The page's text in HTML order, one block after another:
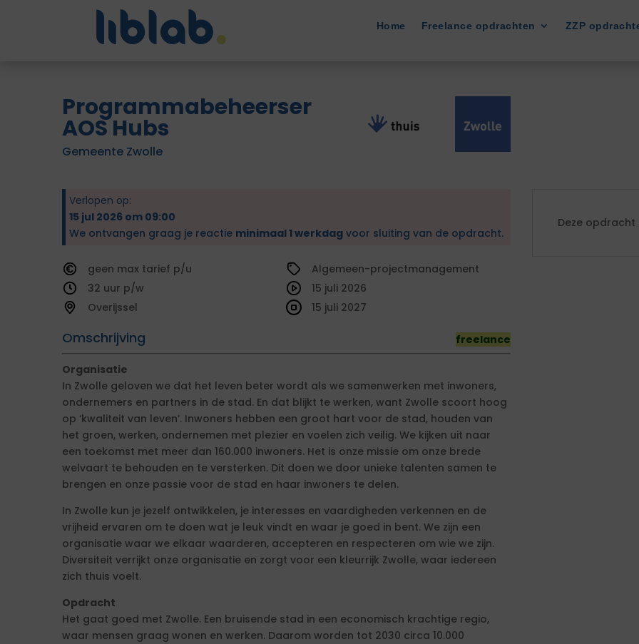
Home Freelance opdrachten ZZP
Programmabeheerser
AOS Hubs
Gemeente Zwolle
Verlopen op:
15 jul 2026 om 09:00
We ontvangen graag je reactie minimaal 1 werkdag voor sluiting van de opdracht.
geen
tarief
32
Overijssel
Algemeen-projectmanagement
Omschrijving freelance
15 juli 2026
15 juli 2027
Organisatie
In Zwolle geloven we dat het leven beter wordt als we samenwerken met inwoners,
ondernemers en partners in de stad. En dat blijkt te werken, want Zwolle scoort hoog
op ‘kwaliteit van leven’. Inwoners hebben een groot hart voor de stad, houden van
het groen, werken, ondernemen met plezier en voelen zich veilig. We kijken uit naar
een toekomst met meer dan 160.000 inwoners. Het is onze missie om onze brede
welvaart te behouden en te versterken. Dit doen we door unieke talenten samen te
brengen en onze passie voor de stad en haar inwoners te delen.
In Zwolle kun je jezelf ontwikkelen, je interesses en vaardigheden verkennen en de
vrijheid ervaren om te doen wat je leuk vindt en waar je goed in bent. We zijn een
organisatie waar we elkaar waarderen, accepteren en respecteren om wie we zijn.
Diversiteit verrijkt onze organisatie en zorgt voor een kleurrijk Zwolle, waar iedereen
zich thuis voelt.
Opdracht
Het gaat goed met Zwolle. Een bruisende stad in een economisch krachtige regio,
waar mensen graag wonen en werken. Daarom worden tot 2030 circa 10.000
Deze opdracht